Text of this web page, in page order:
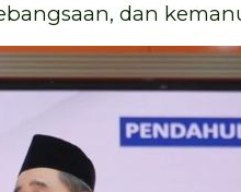
dan